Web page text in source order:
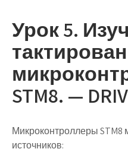
Урок 5.
STM8. —
Микроконтроллеры STM8
источников: